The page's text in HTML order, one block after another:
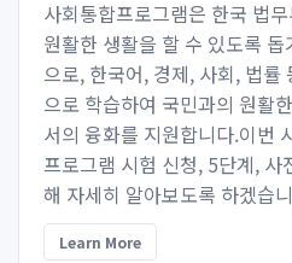
사회통합프로그램은 한국 법
원활한 생활을 할 수 있도록
으로, 한국어, 경제, 사회, 법률
으로 학습하여 국민과의 원활
서의 융화를 지원합니다.이번
프로그램 시험 신청, 5단계, 사
해 자세히 알아보도록 하겠습
Learn More